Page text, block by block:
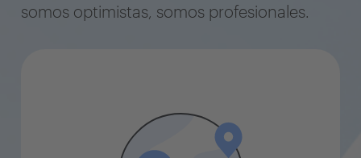
somos optimistas, somos profesionales.